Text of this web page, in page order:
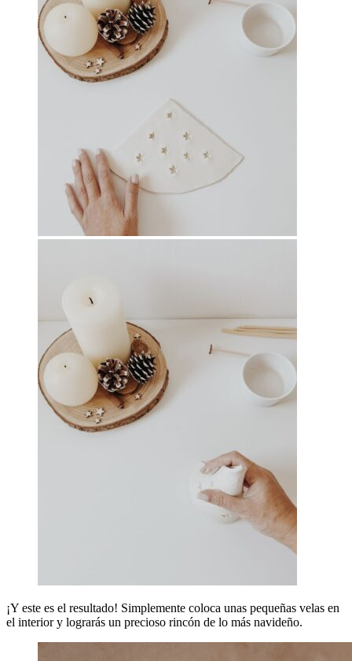
¡Y este es el resultado! Simplemente coloca unas pequeñas velas en
el interior y lograrás un precioso rincón de lo más navideño.